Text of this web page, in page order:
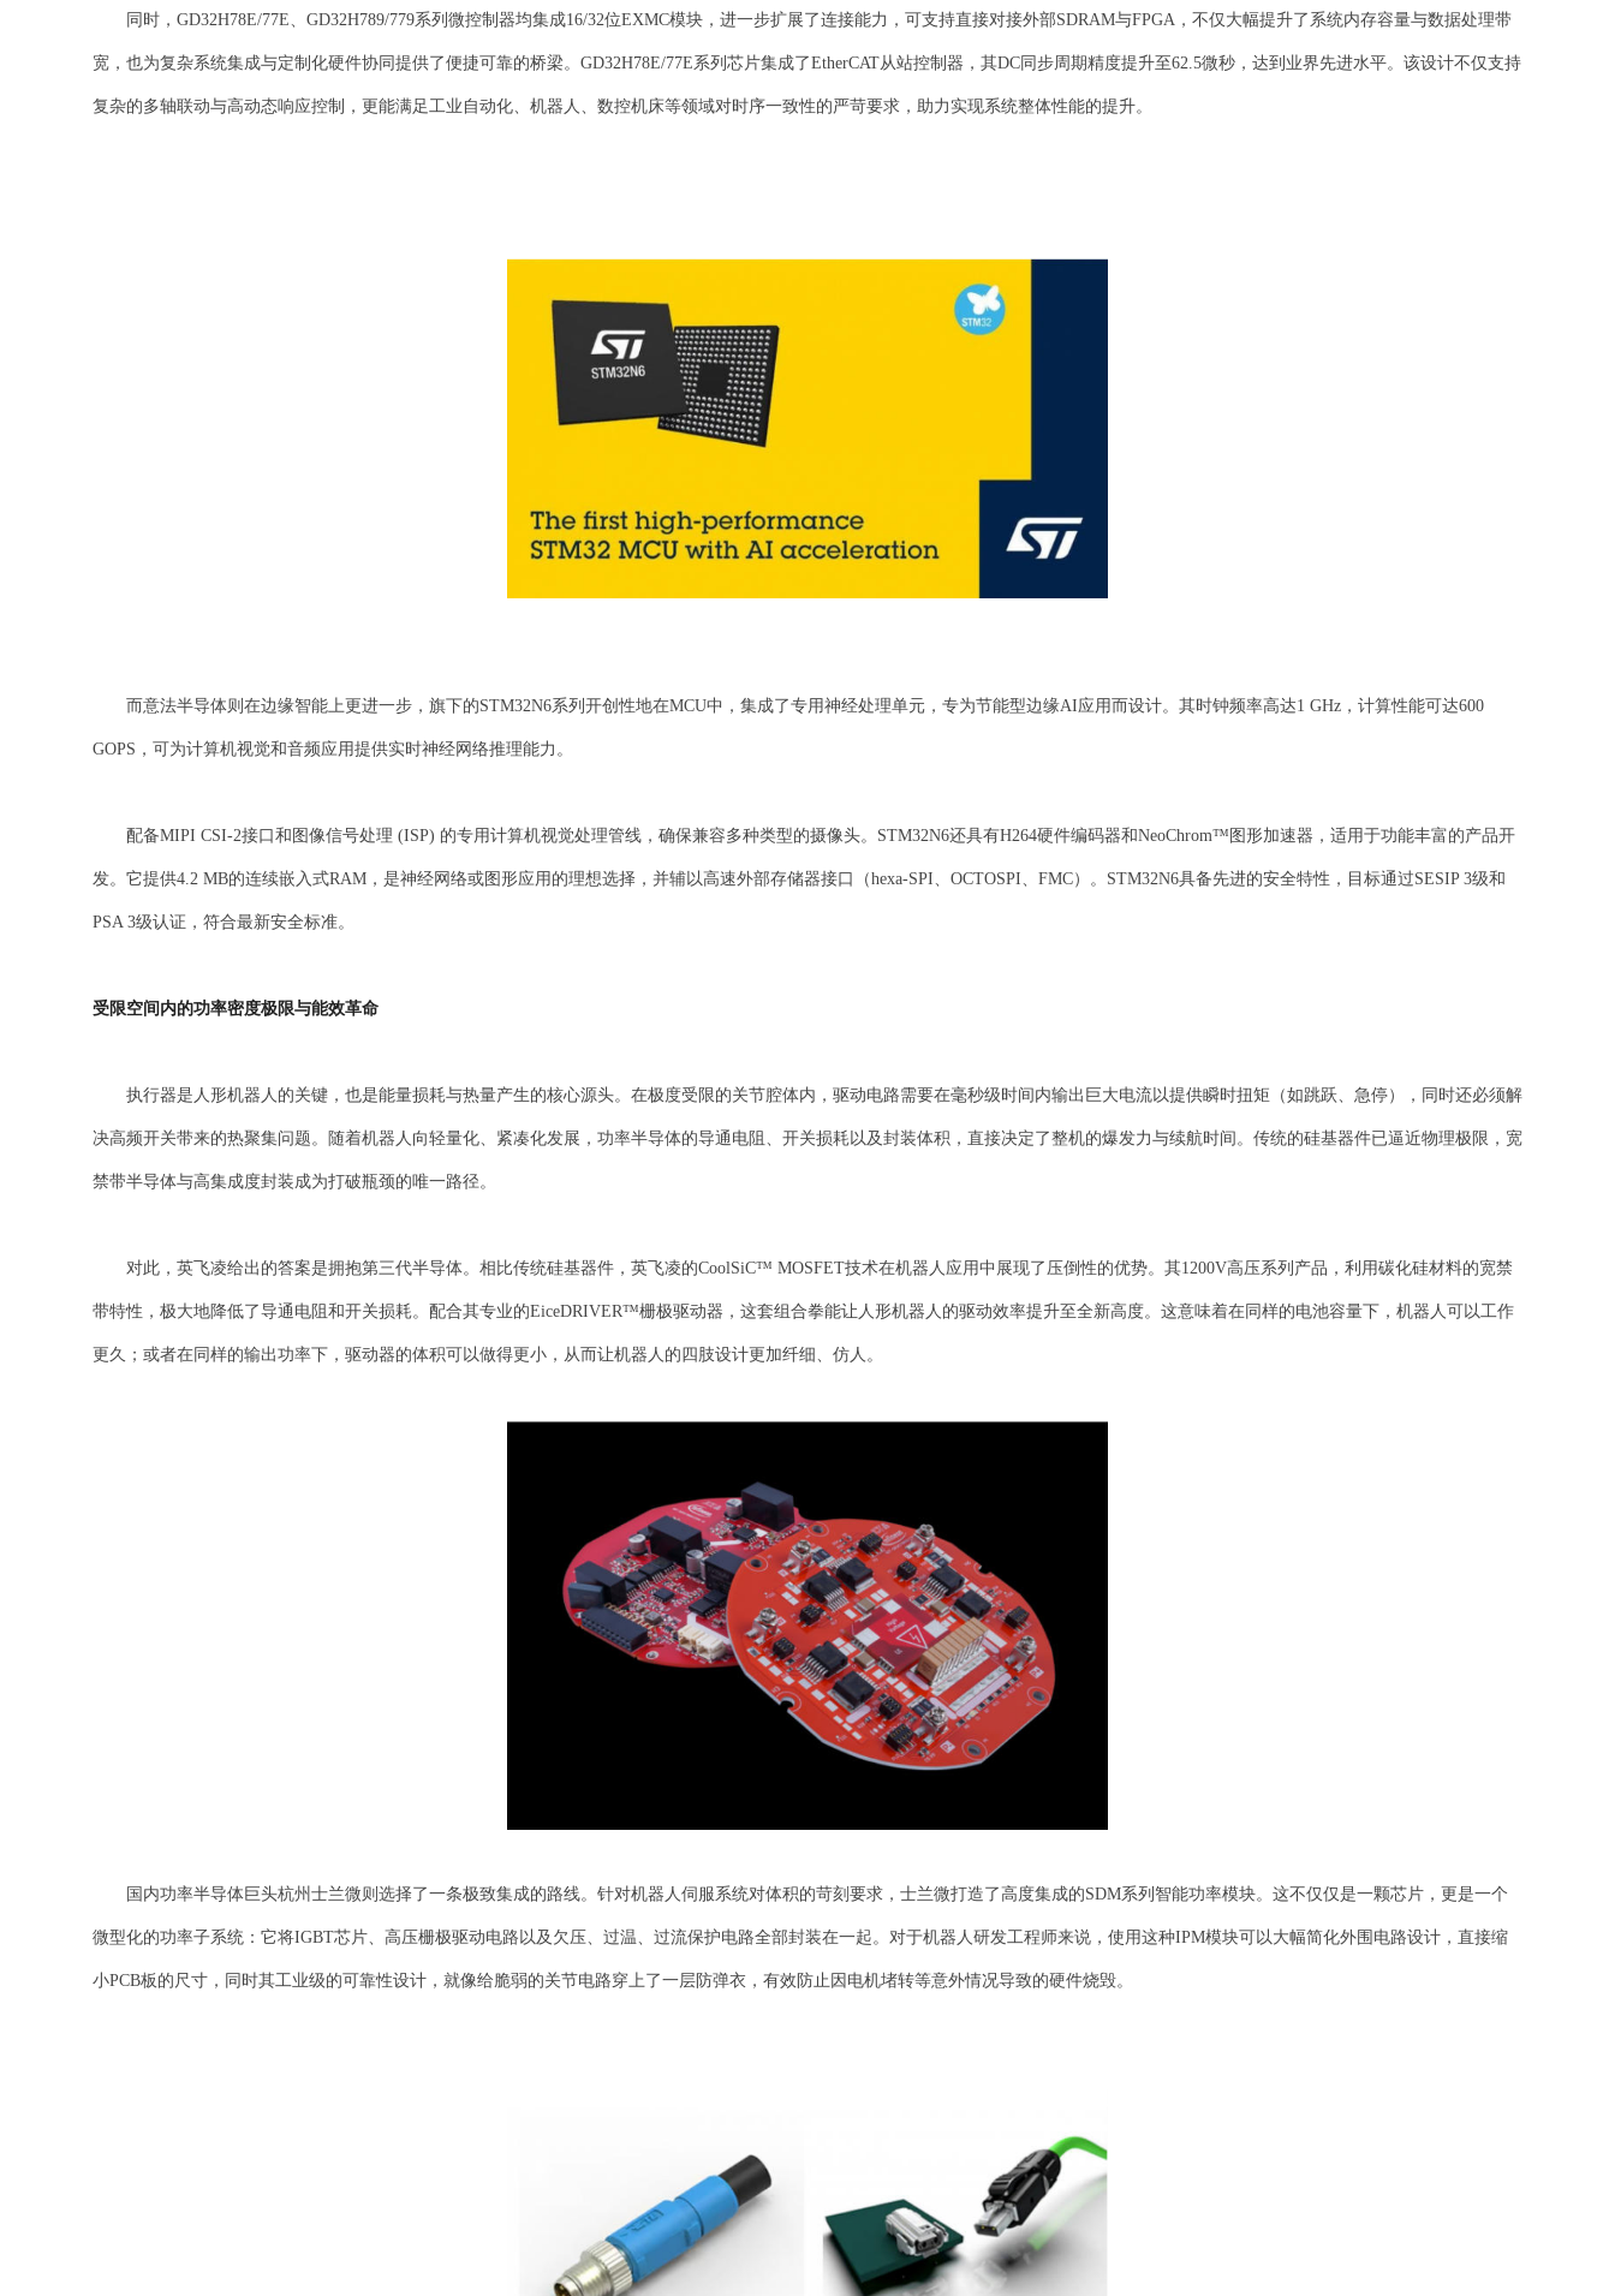
同时，GD32H78E/77E、GD32H789/779系列微控制器均集成16/32位EXMC模块，进一步扩展了连接能力，可支持直接对接外部SDRAM与FPGA，不仅大幅提升了系统内存容量与数据处理带
宽，也为复杂系统集成与定制化硬件协同提供了便捷可靠的桥梁。GD32H78E/77E系列芯片集成了EtherCAT从站控制器，其DC同步周期精度提升至62.5微秒，达到业界先进水平。该设计不仅支持
复杂的多轴联动与高动态响应控制，更能满足工业自动化、机器人、数控机床等领域对时序一致性的严苛要求，助力实现系统整体性能的提升。
而意法半导体则在边缘智能上更进一步，旗下的STM32N6系列开创性地在MCU中，集成了专用神经处理单元，专为节能型边缘AI应用而设计。其时钟频率高达1 GHz，计算性能可达600
GOPS，可为计算机视觉和音频应用提供实时神经网络推理能力。
配备MIPI CSI-2接口和图像信号处理 (ISP) 的专用计算机视觉处理管线，确保兼容多种类型的摄像头。STM32N6还具有H264硬件编码器和NeoChrom™图形加速器，适用于功能丰富的产品开
发。它提供4.2 MB的连续嵌入式RAM，是神经网络或图形应用的理想选择，并辅以高速外部存储器接口（hexa-SPI、OCTOSPI、FMC）。STM32N6具备先进的安全特性，目标通过SESIP 3级和
PSA 3级认证，符合最新安全标准。
受限空间内的功率密度极限与能效革命
执行器是人形机器人的关键，也是能量损耗与热量产生的核心源头。在极度受限的关节腔体内，驱动电路需要在毫秒级时间内输出巨大电流以提供瞬时扭矩（如跳跃、急停），同时还必须解
决高频开关带来的热聚集问题。随着机器人向轻量化、紧凑化发展，功率半导体的导通电阻、开关损耗以及封装体积，直接决定了整机的爆发力与续航时间。传统的硅基器件已逼近物理极限，宽
禁带半导体与高集成度封装成为打破瓶颈的唯一路径。
对此，英飞凌给出的答案是拥抱第三代半导体。相比传统硅基器件，英飞凌的CoolSiC™ MOSFET技术在机器人应用中展现了压倒性的优势。其1200V高压系列产品，利用碳化硅材料的宽禁
带特性，极大地降低了导通电阻和开关损耗。配合其专业的EiceDRIVER™栅极驱动器，这套组合拳能让人形机器人的驱动效率提升至全新高度。这意味着在同样的电池容量下，机器人可以工作
更久；或者在同样的输出功率下，驱动器的体积可以做得更小，从而让机器人的四肢设计更加纤细、仿人。
国内功率半导体巨头杭州士兰微则选择了一条极致集成的路线。针对机器人伺服系统对体积的苛刻要求，士兰微打造了高度集成的SDM系列智能功率模块。这不仅仅是一颗芯片，更是一个
微型化的功率子系统：它将IGBT芯片、高压栅极驱动电路以及欠压、过温、过流保护电路全部封装在一起。对于机器人研发工程师来说，使用这种IPM模块可以大幅简化外围电路设计，直接缩
小PCB板的尺寸，同时其工业级的可靠性设计，就像给脆弱的关节电路穿上了一层防弹衣，有效防止因电机堵转等意外情况导致的硬件烧毁。